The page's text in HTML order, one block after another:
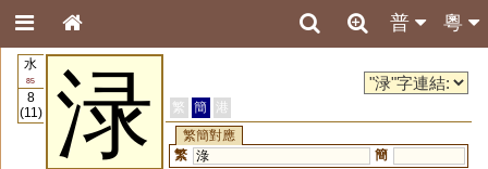
粵
普
水
85
8
(11)
渌 繁 簡
港
繁簡對應
繁 淥
簡